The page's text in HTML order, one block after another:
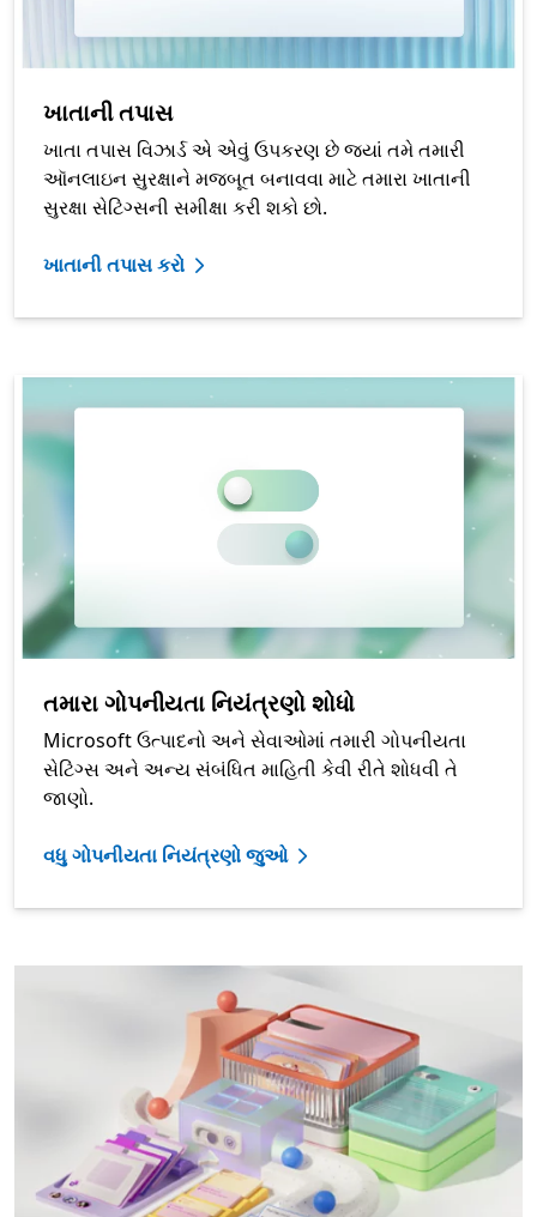
ખાતાની તપાસ
ખાતા તપાસ વિઝાર્ડ એ એવું ઉપકરણ છે જ્યાં તમે તમારી
ઑનલાઇન સુરક્ષાને મજબૂત બનાવવા માટે તમારા ખાતાની
સુરક્ષા સેટિંગ્સની સમીક્ષા કરી શકો છો.
ખાતાની તપાસ કરો
તમારા ગોપનીયતા નિયંત્રણો શોધો
Microsoft ઉત્પાદનો અને સેવાઓમાં તમારી ગોપનીયતા
સેટિંગ્સ અને અન્ય સંબંધિત માહિતી કેવી રીતે શોધવી તે
જાણો.
વધુ ગોપનીયતા નિયંત્રણો જુઓ